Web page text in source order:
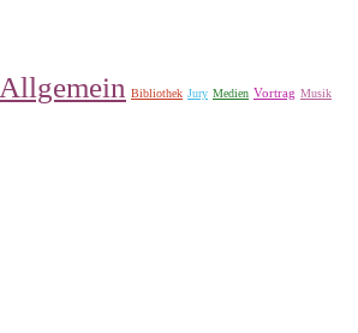
Allgemein Bibliothek Jury Medien Vortrag Musik